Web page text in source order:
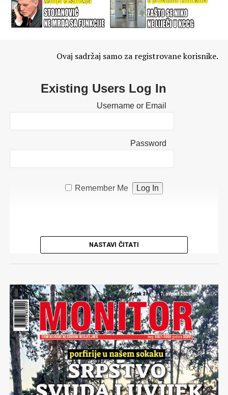
Ovaj sadržaj samo za registrovane korisnike.
Existing Users Log In
Username or Email
Password
Remember Me
NASTAVI ČITATI